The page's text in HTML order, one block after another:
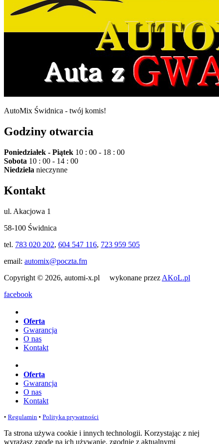
AutoMix Świdnica - twój komis!
Godziny otwarcia
Poniedziałek - Piątek 10 : 00 - 18 : 00
Sobota 10 : 00 - 14 : 00
Niedziela nieczynne
Kontakt
ul. Akacjowa 1
58-100 Świdnica
tel. 783 020 202, 604 547 116, 723 959 505
email: automix@poczta.fm
Copyright © 2026, automi-x.pl wykonane przez AKoL.pl
facebook
Oferta
Gwarancja
O nas
Kontakt
Oferta
Gwarancja
O nas
Kontakt
• Regulamin • Polityka prywatności
Ta strona używa cookie i innych technologii. Korzystając z niej
wyrażasz zgodę na ich używanie, zgodnie z aktualnymi